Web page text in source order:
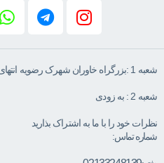
شعبه 1 :بزرگراه خاوران شهرک رضویه انتهای خیابان امام سجاد پلاک ۸
شعبه 2 : به زودی
نظرات خود را با ما به اشتراک بذارید
شماره تماس: